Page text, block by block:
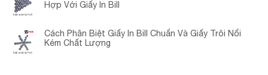
Hợp Với Giấy In Bill
Cách Phân Biệt Giấy In Bill Chuẩn Và Giấy Trôi Nổi
Kém Chất Lượng